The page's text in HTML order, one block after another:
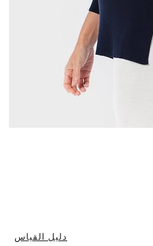
دليل القياس